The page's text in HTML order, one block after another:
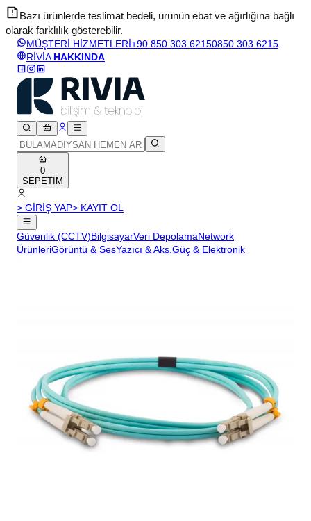
Bazı ürünlerde teslimat bedeli, ürünün ebat ve ağırlığına bağlı
olarak farklılık gösterebilir.
MÜŞTERİ HİZMETLERİ+90 850 303 62150850 303 6215
RİVİA HAKKINDA
0
SEPETİM
> GİRİŞ YAP> KAYIT OL
Güvenlik (CCTV)BilgisayarVeri DepolamaNetwork
ÜrünleriGörüntü & SesYazıcı & Aks.Güç & Elektronik